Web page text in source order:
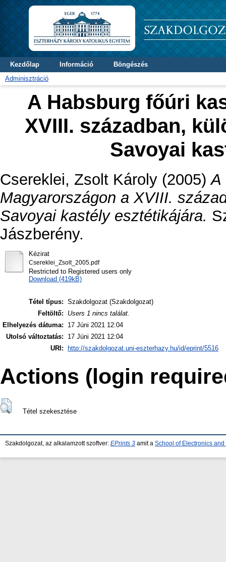
Kezdőlap Információ
Böngészés
Adminisztráció
A Habsburg főúri
XVIII. században,
Savoyai
Csereklei, Zsolt Károly (2005)A
Magyarországon a XVIII.
Savoyai kastély esztétikájára.
Jászberény.
Kézirat
Csereklei_Zsolt_2005.pdf
Restricted to Registered users only
Download (419kB)
Tétel típus: Szakdolgozat (Szakdolgozat)
Feltöltő:
Users 1 nincs találat.
Elhelyezés dátuma:
17 Júni 2021 12:04
Utolsó változtatás:
17 Júni 2021 12:04
URI:
http://szakdolgozat.uni-eszterhazy.hu/id/eprint/5516
Actions (login
Tétel szekesztése
Szakdolgozat, az alkalamzott szoftver: EPrints 3 amit a School of Electronics